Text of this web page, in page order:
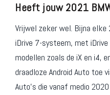
Heeft jouw 2021
Vrijwel zeker wel. Bijna
iDrive 7-systeem, met
modellen zoals de iX en i4,
draadloze Android Auto toe
Auto's die vanaf medio